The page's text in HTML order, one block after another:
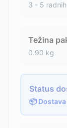
3 - 5
Težina
0.90 kg
Status
📦